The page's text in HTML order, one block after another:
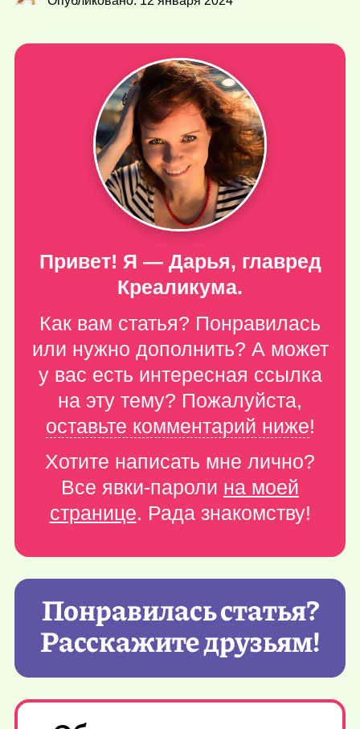
Привет! Я — Дарья, главред
Креаликума.
Как вам статья? Понравилась
или нужно дополнить? А может
у вас есть интересная ссылка
на эту тему? Пожалуйста,
оставьте комментарий ниже!
Хотите написать мне лично?
Все явки-пароли на моей
странице. Рада знакомству!
Понравилась статья?
Расскажите друзьям!